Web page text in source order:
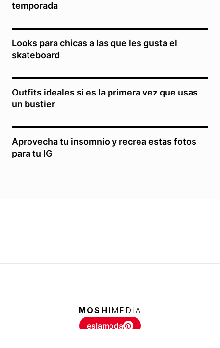
temporada
Looks para chicas a las que les gusta el
skateboard
Outfits ideales si es la primera vez que usas
un bustier
Aprovecha tu insomnio y recrea estas fotos
para tu IG
MOSHI MEDIA
eslamoda